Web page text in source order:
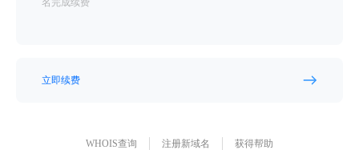
立即续费
WHOIS查询 注册新域名 获得帮助